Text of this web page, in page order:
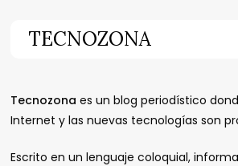
TECNOZONA
Tecnozonaes un blog periodístico
Internet y las nuevas tecnologías son
Escrito en un lenguaje coloquial,